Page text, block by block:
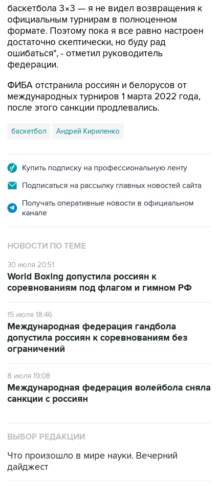
баскетбола 3×3 — я не видел возвращения к
официальным турнирам в полноценном
формате. Поэтому пока я все равно настроен
достаточно скептически, но буду рад
ошибаться", - отметил руководитель
федерации.
ФИБА отстранила россиян и белорусов от
международных турниров 1 марта 2022 года,
после этого санкции продлевались.
баскетбол Андрей Кириленко
Купить подписку на профессиональную ленту
Подписаться на рассылку главных новостей сайта
Получать оперативные новости в официальном
канале
НОВОСТИ ПО ТЕМЕ
30 июля 20:51
World Boxing допустила россиян к
соревнованиям под флагом и гимном РФ
15 июля 18:46
Международная федерация гандбола
допустила россиян к соревнованиям без
ограничений
8 июля 19:08
Международная федерация волейбола сняла
санкции с россиян
ВЫБОР РЕДАКЦИИ
Что произошло в мире науки. Вечерний
дайджест